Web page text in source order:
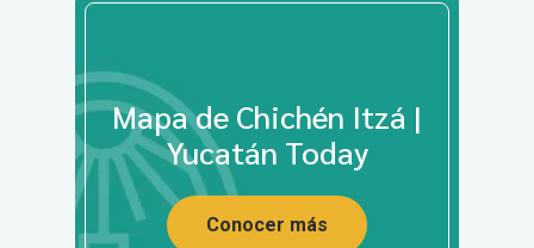
Mapa de Chichén Itzá |
Yucatán Today
Conocer más